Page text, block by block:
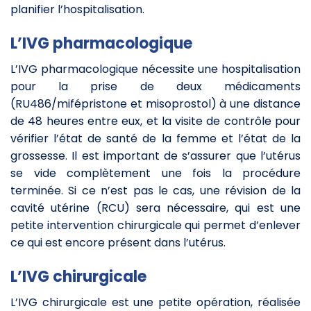
planifier l’hospitalisation.
L’IVG pharmacologique
L’IVG pharmacologique nécessite une hospitalisation
pour la prise de deux médicaments
(RU486/mifépristone et misoprostol) à une distance
de 48 heures entre eux, et la visite de contrôle pour
vérifier l’état de santé de la femme et l’état de la
grossesse. Il est important de s’assurer que l’utérus
se vide complètement une fois la procédure
terminée. Si ce n’est pas le cas, une révision de la
cavité utérine (RCU) sera nécessaire, qui est une
petite intervention chirurgicale qui permet d’enlever
ce qui est encore présent dans l’utérus.
L’IVG chirurgicale
L’IVG chirurgicale est une petite opération, réalisée